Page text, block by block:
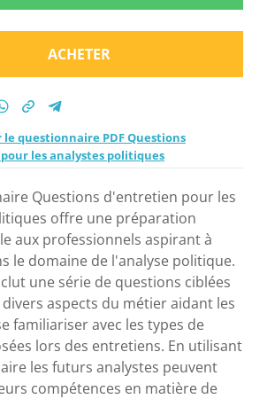
ACHETER
le questionnaire PDF Questions
les analystes politiques
Questions d'entretien pour les
offre une préparation
aux professionnels aspirant à
le domaine de l'analyse politique.
une série de questions ciblées
aspects du métier aidant les
familiariser avec les types de
lors des entretiens. En utilisant
les futurs analystes peuvent
compétences en matière de